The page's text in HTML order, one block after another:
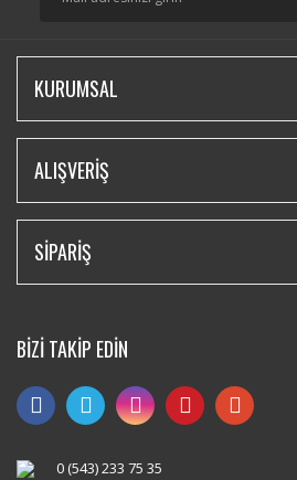
KURUMSAL
ALIŞVERİŞ
SİPARİŞ
BİZİ TAKİP EDİN
0 (543) 233 75 35